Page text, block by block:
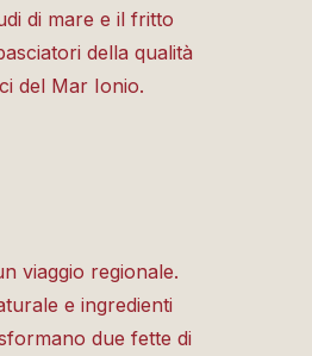
di mare e il fritto
della qualità
del Mar Ionio.
viaggio regionale.
e ingredienti
due fette di